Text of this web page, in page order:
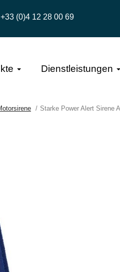
+33 (0)4 12 28 00 69
Dienstleistungen
Starke Power Alert Sirene